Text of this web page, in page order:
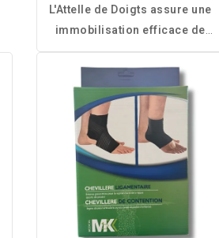
L'Attelle de Doigts assure une
immobilisation efficace de
l'articulation DIP, offrant
confort, ajustement
personnalisé et haute
conformité pour une
guérison optimale.